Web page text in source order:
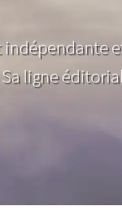
indépendante
ligne